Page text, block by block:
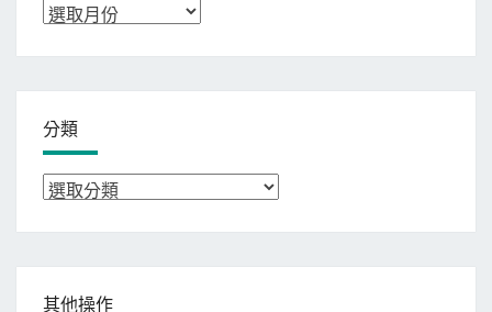
彙
分類
分
其他操作